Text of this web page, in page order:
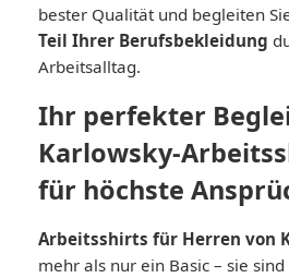
bester Qualität und begleiten
Teil Ihrer Berufsbekleidung
Arbeitsalltag.
Ihr perfekter
Karlowsky-
für höchste
Arbeitsshirts für Herren von
mehr als nur ein Basic – sie